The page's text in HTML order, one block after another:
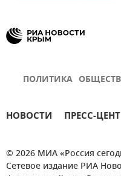
ПОЛИТИКА
НОВОСТИ ПРЕСС-
© 2026 МИА «Россия
Сетевое издание РИА